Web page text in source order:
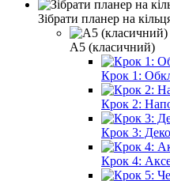
Зібрати планер на
А5 (класичний)
Крок 1:
Крок 2:
Крок 3:
Крок 4: